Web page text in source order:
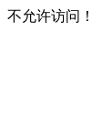
不允许访问！